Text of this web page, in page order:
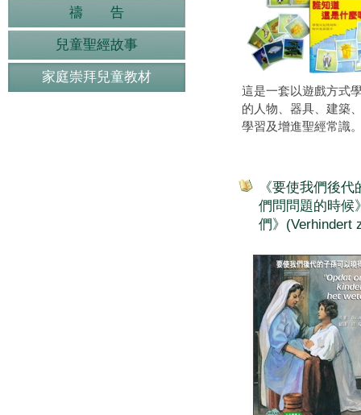
禱 告
兒童聖經故事
家庭崇拜兒童教材
這是一套以遊戲方式
的人物、器具、建築
學習及增進聖經常識
《要使我們後
們問問題的時候
們》(Verhindert